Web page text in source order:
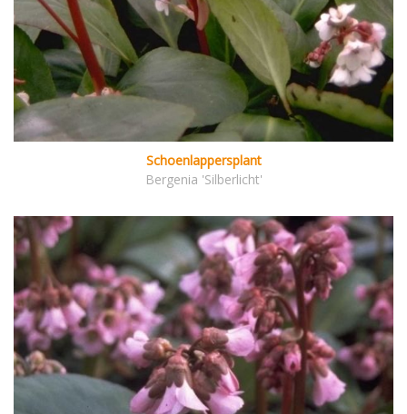
Schoenlappersplant
Bergenia 'Silberlicht'